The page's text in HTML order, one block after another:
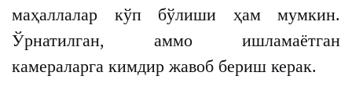
маҳаллалар кўп бўлиши ҳам мумкин.
Ўрнатилган, аммо ишламаётган
камераларга кимдир жавоб бериш керак.